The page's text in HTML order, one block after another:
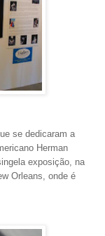
se dedicaram a
Herman
exposição, na
Orleans, onde é